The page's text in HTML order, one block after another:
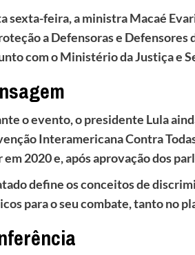
sexta-feira, a ministra Macaé
a Defensoras e Defensores
com o Ministério da Justiça e
o evento, o presidente Lula
Interamericana Contra
em 2020 e, após aprovação dos
define os conceitos de
para o seu combate, tanto no